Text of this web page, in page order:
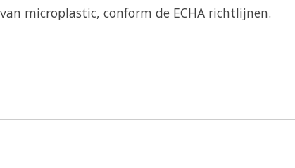
microplastic, conform de ECHA richtlijnen.